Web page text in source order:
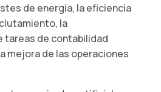
de energía, la eficiencia
la
tareas de contabilidad
mejora de las operaciones